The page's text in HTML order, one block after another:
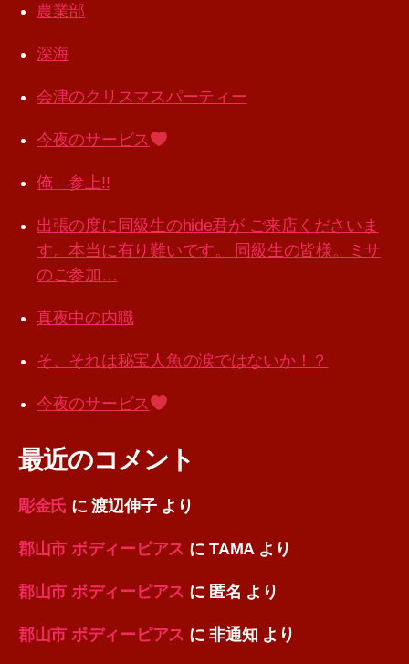
農業部
深海
会津のクリスマスパーティー
今夜のサービス
俺 参上!!
出張の度に同級生のhide君が ご来店くださいま
す。本当に有り難いです。 同級生の皆様。ミサ
のご参加…
真夜中の内職
そ、それは秘宝人魚の涙ではないか！？
今夜のサービス
最近のコメント
彫金氏 に渡辺伸子より
郡山市 ボディーピアス にTAMA より
郡山市 ボディーピアス に 匿名 より
郡山市 ボディーピアス に非通知 より